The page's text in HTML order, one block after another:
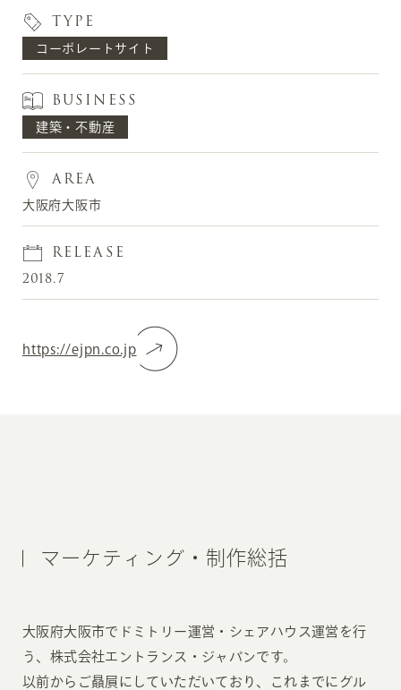
TYPE
コーポレートサイト
BUSINESS
建築・不動産
AREA
大阪府大阪市
RELEASE
2018.7
https://ejpn.co.jp
マーケティング・制作総括
大阪府大阪市でドミトリー運営・シェアハウス運営を行
う、株式会社エントランス・ジャパンです。
以前からご贔屓にしていただいており、これまでにグル